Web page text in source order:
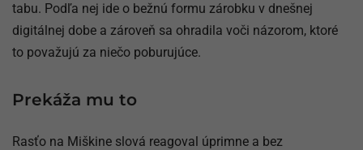
tabu. Podľa nej ide o bežnú formu zárobku v dnešnej
digitálnej dobe a zároveň sa ohradila voči názorom, ktoré
to považujú za niečo poburujúce.
Prekáža mu to
Rasťo na Miškine slová reagoval úprimne a bez